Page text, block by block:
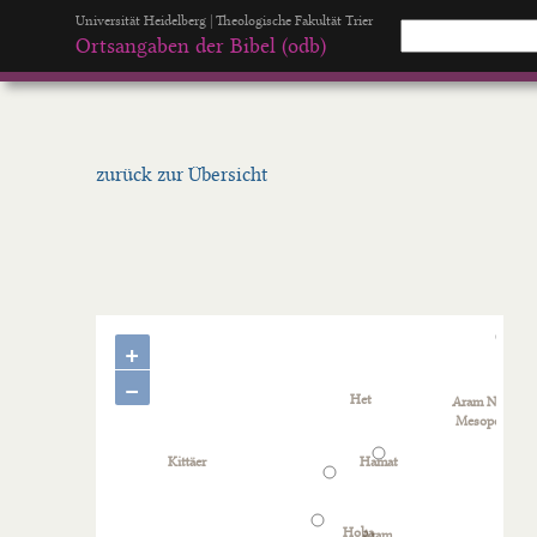
Universität Heidelberg | Theologische Fakultät Trier
Ortsangaben der Bibel (odb)
zurück zur Übersicht
+
−